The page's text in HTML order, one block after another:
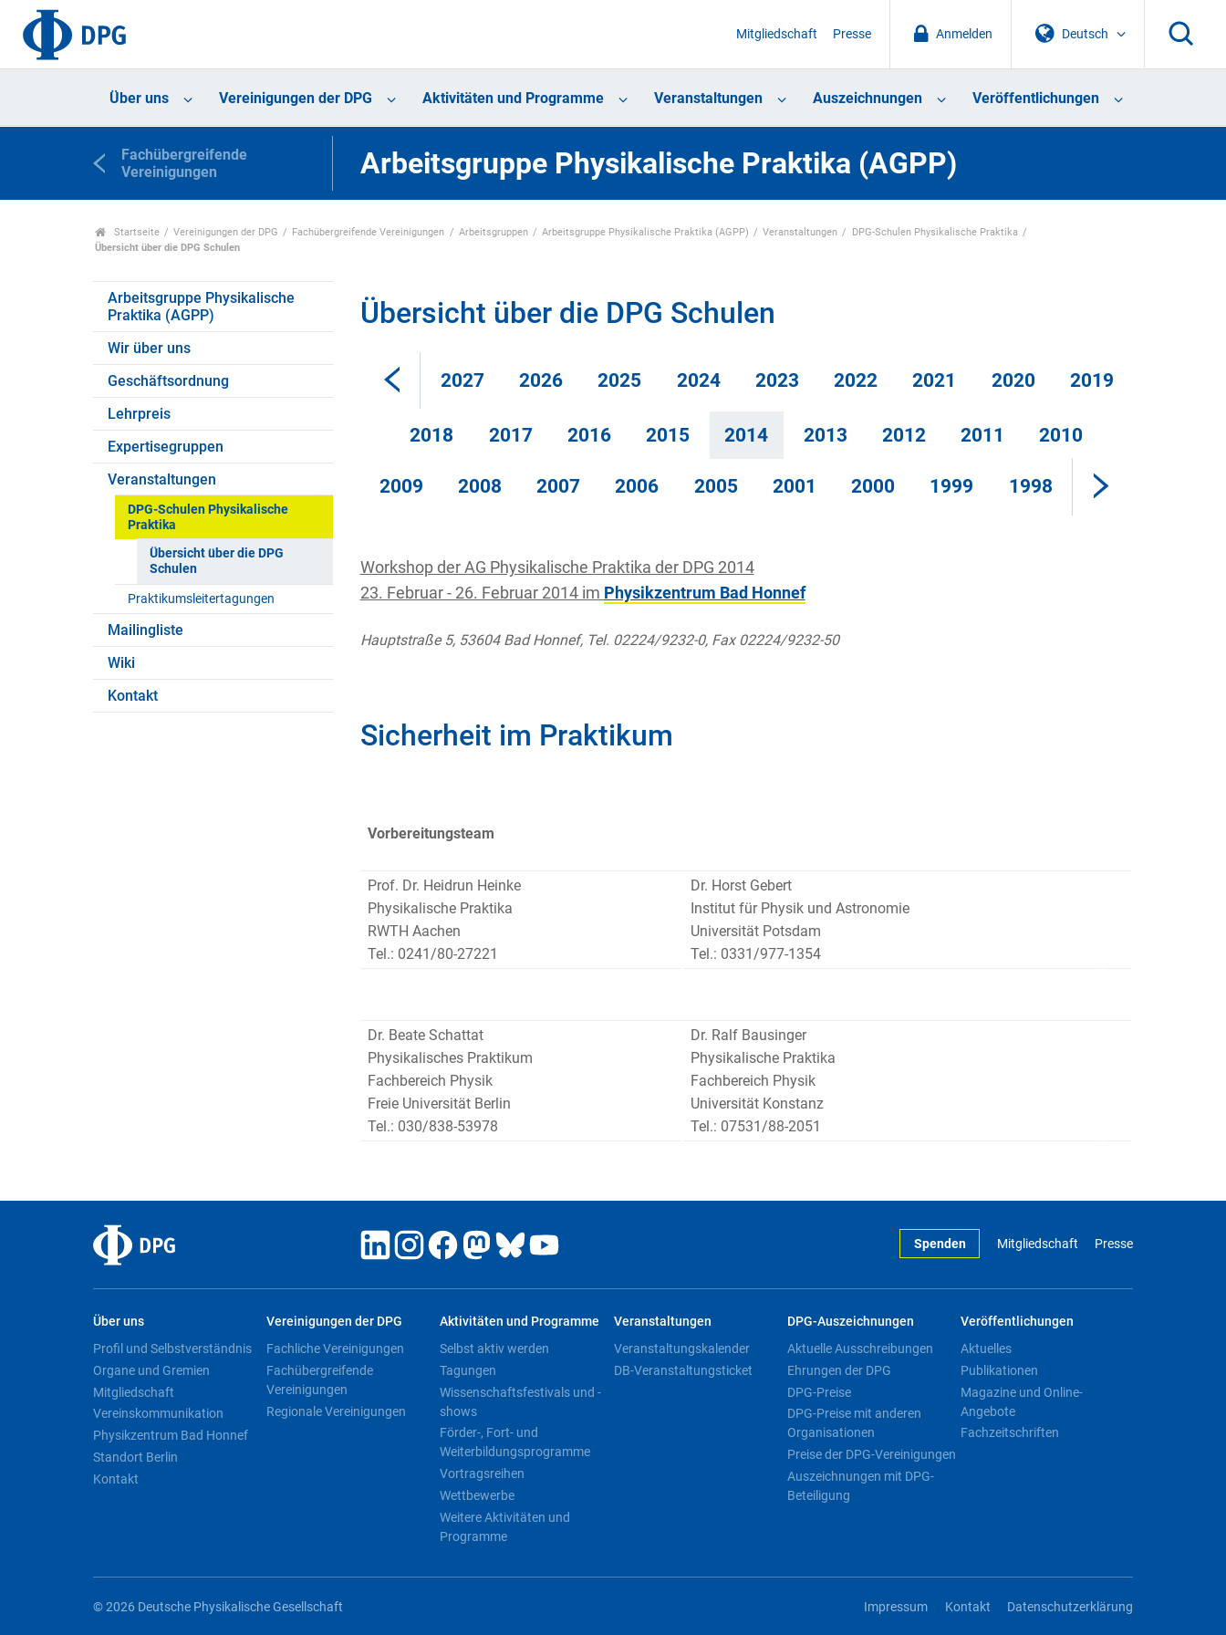
Deutsch
Anmelden
Mitgliedschaft Presse
Über uns Vereinigungen der DPG Aktivitäten und Programme Veranstaltungen Auszeichnungen Veröffentlichungen
Fachübergreifende
Vereinigungen
Arbeitsgruppe Physikalische Praktika (AGPP)
Startseite Vereinigungen der DPG Fachübergreifende Vereinigungen Arbeitsgruppen Arbeitsgruppe Physikalische Praktika (AGPP) Veranstaltungen
DPG-Schulen Physikalische Praktika
Übersicht über die DPG Schulen
Arbeitsgruppe Physikalische
Praktika (AGPP)
Wir über uns
Geschäftsordnung
Lehrpreis
Expertisegruppen
Veranstaltungen
DPG-Schulen Physikalische
Praktika
Übersicht über die DPG
Schulen
Praktikumsleitertagungen
Mailingliste
Wiki
Kontakt
Übersicht über die DPG Schulen
2027 2026 2025 2024 2023 2022 2021 2020 2019
2018 2017 2016 2015 2014 2013 2012 2011 2010
2009 2008 2007 2006 2005 2001 2000 1999 1998
Workshop der AG Physikalische Praktika der DPG 2014
23. Februar - 26. Februar 2014 im Physikzentrum Bad Honnef
Hauptstraße 5, 53604 Bad Honnef, Tel. 02224/9232-0, Fax 02224/9232-50
Sicherheit im Praktikum
Vorbereitungsteam
Prof. Dr. Heidrun Heinke
Physikalische Praktika
RWTH Aachen
Tel.: 0241/80-27221
Dr. Horst Gebert
Institut für Physik und Astronomie
Universität Potsdam
Tel.: 0331/977-1354
Dr. Beate Schattat
Physikalisches Praktikum
Fachbereich Physik
Freie Universität Berlin
Tel.: 030/838-53978
Dr. Ralf Bausinger
Physikalische Praktika
Fachbereich Physik
Universität Konstanz
Tel.: 07531/88-2051
Spenden Mitgliedschaft Presse
Über uns
Profil und Selbstverständnis
Organe und Gremien
Mitgliedschaft
Vereinskommunikation
Physikzentrum Bad Honnef
Standort Berlin
Kontakt
Vereinigungen der DPG
Fachliche Vereinigungen
Fachübergreifende
Vereinigungen
Regionale Vereinigungen
Aktivitäten und Programme
Selbst aktiv werden
Tagungen
Wissenschaftsfestivals und -
shows
Förder-, Fort- und
Weiterbildungsprogramme
Vortragsreihen
Wettbewerbe
Weitere Aktivitäten und
Programme
Veranstaltungen
Veranstaltungskalender
DB-Veranstaltungsticket
DPG-Auszeichnungen
Aktuelle Ausschreibungen
Ehrungen der DPG
DPG-Preise
DPG-Preise mit anderen
Organisationen
Preise der DPG-Vereinigungen
Auszeichnungen mit DPG-
Beteiligung
Veröffentlichungen
Aktuelles
Publikationen
Magazine und Online-
Angebote
Fachzeitschriften
© 2026 Deutsche Physikalische Gesellschaft Impressum Kontakt Datenschutzerklärung